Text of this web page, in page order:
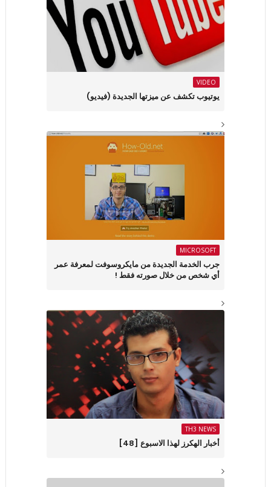
VIDEO
يوتيوب تكشف عن ميزتها الجديدة (فيديو)
MICROSOFT
جرب الخدمة الجديدة من مايكروسوفت لمعرفة عمر
أي شخص من خلال صورته فقط !
TH3 NEWS
أخبار الهكرز لهذا الاسبوع [48]